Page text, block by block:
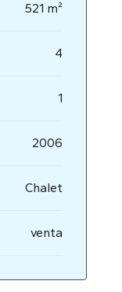
521 m²
4
1
2006
Chalet
venta